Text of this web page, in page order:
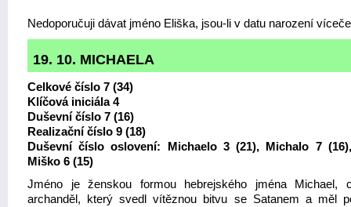
Nedoporučuji dávat jméno Eliška, jsou-li v datu narození
19. 10. MICHAELA
Celkové číslo 7 (34)
Klíčová iniciála 4
Duševní číslo 7 (16)
Realizační číslo 9 (18)
Duševní číslo oslovení: Michaelo 3 (21), Michalo 7
Miško 6 (15)
Jméno je ženskou formou hebrejského jména Michael,
archanděl, který svedl vítěznou bitvu se Satanem a měl